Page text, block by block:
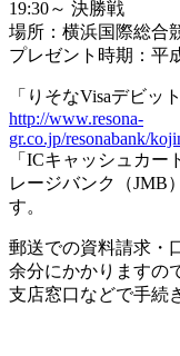
19:30～ 決勝戦
場所：横浜国際総合
プレゼント時期：平
「りそなVisaデビッ
http://www.resona-
gr.co.jp/resonabank/
「ICキャッシュカー
レージバンク（JMB
す。
郵送での資料請求・
余分にかかりますの
支店窓口などで手続